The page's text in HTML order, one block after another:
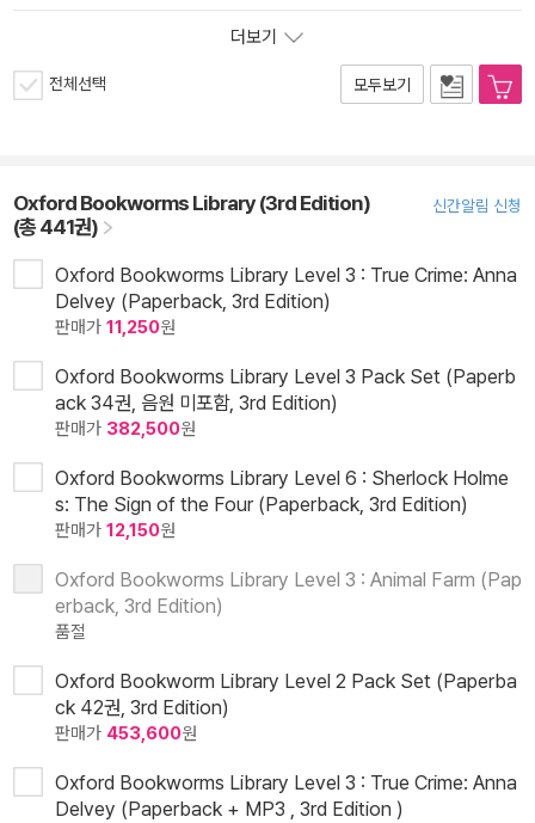
더보기
전체선택 모두보기
Oxford Bookworms Library (3rd Edition)
(총 441권)
신간알림 신청
Oxford Bookworms Library Level 3 : True Crime: Anna
Delvey (Paperback, 3rd Edition)
판매가 11,250원
Oxford Bookworms Library Level 3 Pack Set (Paperb
ack 34권, 음원 미포함, 3rd Edition)
판매가 382,500원
Oxford Bookworms Library Level 6 : Sherlock Holme
s: The Sign of the Four (Paperback, 3rd Edition)
판매가 12,150원
Oxford Bookworms Library Level 3 : Animal Farm (Pap
erback, 3rd Edition)
품절
Oxford Bookworm Library Level 2 Pack Set (Paperba
ck 42권, 3rd Edition)
판매가 453,600원
Oxford Bookworms Library Level 3 : True Crime: Anna
Delvey (Paperback + MP3 , 3rd Edition )